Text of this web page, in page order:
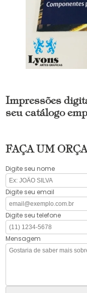
Impressões
seu catálogo
FAÇA UM
Digite seu nome
Digite seu email
Digite seu telefone
Mensagem